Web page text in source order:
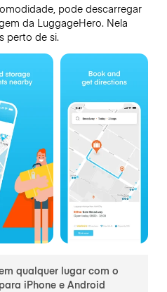
pode descarregar
da LuggageHero. Nela
perto de si.
qualquer lugar com o
iPhone e Android